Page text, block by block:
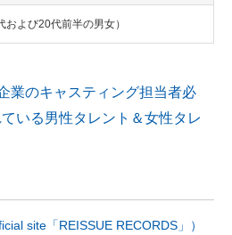
および20代前半の男女）
業のキャスティング担当者必
いる男性タレント＆女性タレ
site「REISSUE RECORDS」）